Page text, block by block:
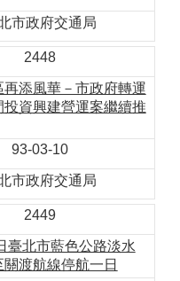
市政府交通局
2448
再添風華－市政府轉運
投資興建營運案繼續推
93-03-10
市政府交通局
2449
臺北市藍色公路淡水
渡航線停航一日